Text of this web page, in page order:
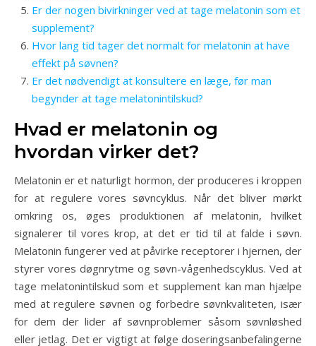
Er der nogen bivirkninger ved at tage melatonin som et
supplement?
Hvor lang tid tager det normalt for melatonin at have
effekt på søvnen?
Er det nødvendigt at konsultere en læge, før man
begynder at tage melatonintilskud?
Hvad er melatonin og
hvordan virker det?
Melatonin er et naturligt hormon, der produceres i kroppen
for at regulere vores søvncyklus. Når det bliver mørkt
omkring os, øges produktionen af melatonin, hvilket
signalerer til vores krop, at det er tid til at falde i søvn.
Melatonin fungerer ved at påvirke receptorer i hjernen, der
styrer vores døgnrytme og søvn-vågenhedscyklus. Ved at
tage melatonintilskud som et supplement kan man hjælpe
med at regulere søvnen og forbedre søvnkvaliteten, især
for dem der lider af søvnproblemer såsom søvnløshed
eller jetlag. Det er vigtigt at følge doseringsanbefalingerne